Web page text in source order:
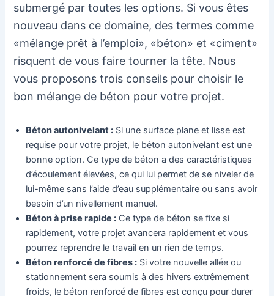
submergé par toutes les options. Si vous êtes
nouveau dans ce domaine, des termes comme
«mélange prêt à l’emploi», «béton» et «ciment»
risquent de vous faire tourner la tête. Nous
vous proposons trois conseils pour choisir le
bon mélange de béton pour votre projet.
Béton autonivelant : Si une surface plane et lisse est
requise pour votre projet, le béton autonivelant est une
bonne option. Ce type de béton a des caractéristiques
d’écoulement élevées, ce qui lui permet de se niveler de
lui-même sans l’aide d’eau supplémentaire ou sans avoir
besoin d’un nivellement manuel.
Béton à prise rapide : Ce type de béton se fixe si
rapidement, votre projet avancera rapidement et vous
pourrez reprendre le travail en un rien de temps.
Béton renforcé de fibres : Si votre nouvelle allée ou
stationnement sera soumis à des hivers extrêmement
froids, le béton renforcé de fibres est conçu pour durer